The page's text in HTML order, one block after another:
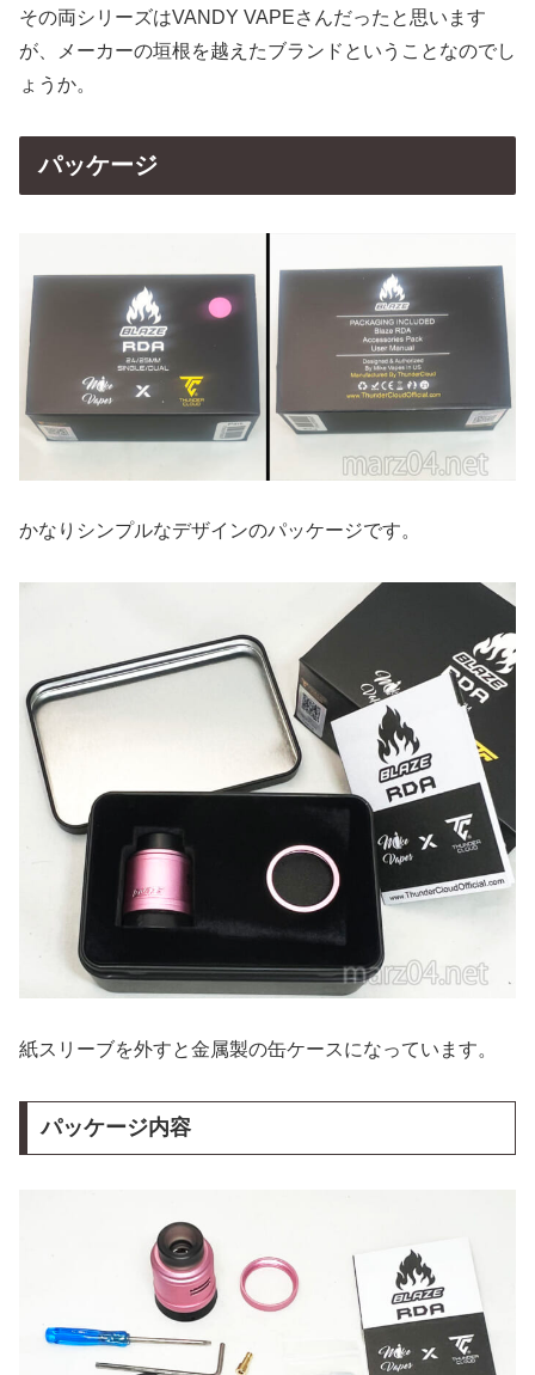
その両シリーズはVANDY VAPEさんだったと思います
が、メーカーの垣根を越えたブランドということなのでし
ょうか。
パッケージ
かなりシンプルなデザインのパッケージです。
紙スリーブを外すと金属製の缶ケースになっています。
パッケージ内容